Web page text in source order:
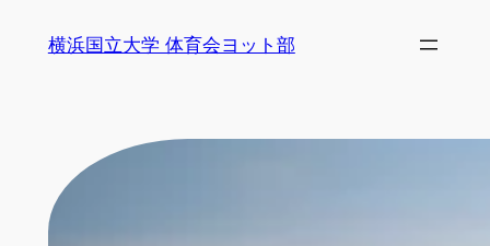
横浜国立大学 体育会ヨット部